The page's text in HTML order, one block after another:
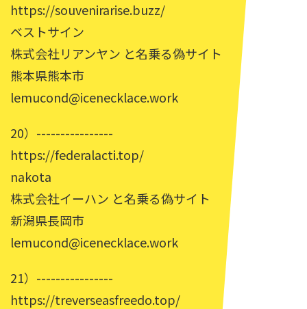
https://souvenirarise.buzz/
ベストサイン
株式会社リアンヤン と名乗る偽サイト
熊本県熊本市
lemucond@icenecklace.work
20）----------------
https://federalacti.top/
nakota
株式会社イーハン と名乗る偽サイト
新潟県長岡市
lemucond@icenecklace.work
21）----------------
https://treverseasfreedo.top/